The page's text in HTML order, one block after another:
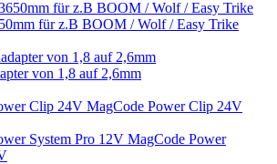
für z.B BOOM / Wolf / Easy Trike
von 1,8 auf 2,6mm
MagCode Power Clip 24V
MagCode Power